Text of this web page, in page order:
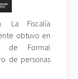
La Fiscalía
obtuvo en
de Formal
de personas